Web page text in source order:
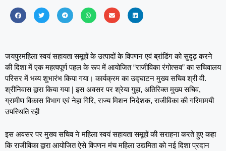
जयपुरमहिला स्वयं सहायता समूहों के उत्पादों के विपणन एवं ब्रांडिंग को सुदृढ़ करने
की दिशा में एक महत्वपूर्ण पहल के रूप में आयोजित “राजीविका रंगोत्सव” का सचिवालय
परिसर में भव्य शुभारंभ किया गया। कार्यक्रम का उद्घाटन मुख्य सचिव श्री वी.
श्रीनिवास द्वारा किया गया | इस अवसर पर श्रेया गुहा, अतिरिक्त मुख्य सचिव,
ग्रामीण विकास विभाग एवं नेहा गिरि, राज्य मिशन निदेशक, राजीविका की गरिमामयी
उपस्थिति रही
इस अवसर पर मुख्य सचिव ने महिला स्वयं सहायता समूहों की सराहना करते हुए कहा
कि राजीविका द्वारा आयोजित ऐसे विपणन मंच महिला उद्यमिता को नई दिशा प्रदान